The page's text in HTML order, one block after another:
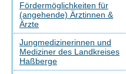
Fördermöglichkeiten für
(angehende) Ärztinnen &
Ärzte
Jungmedizinerinnen und
Mediziner des Landkreises
Haßberge